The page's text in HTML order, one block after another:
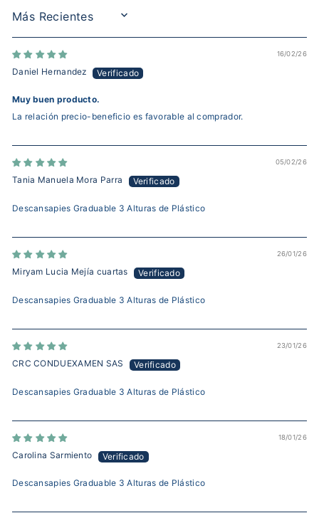
SORT BY
16/02/26
Daniel Hernandez
Muy buen producto.
La relación precio-beneficio es favorable al comprador.
05/02/26
Tania Manuela Mora Parra
Descansapies Graduable 3 Alturas de Plástico
26/01/26
Miryam Lucia Mejía cuartas
Descansapies Graduable 3 Alturas de Plástico
23/01/26
CRC CONDUEXAMEN SAS
Descansapies Graduable 3 Alturas de Plástico
18/01/26
Carolina Sarmiento
Descansapies Graduable 3 Alturas de Plástico